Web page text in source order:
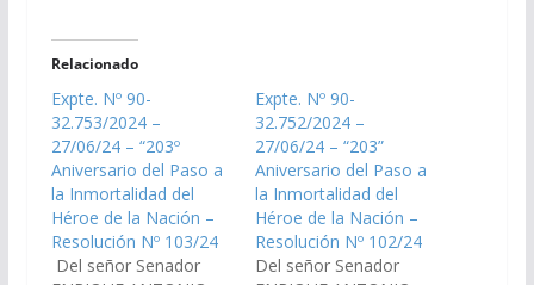
Relacionado
Expte. Nº 90-
32.753/2024 –
27/06/24 – “203º
Aniversario del Paso a
la Inmortalidad del
Héroe de la Nación –
Resolución Nº 103/24
Del señor Senador
Expte. Nº 90-
32.752/2024 –
27/06/24 – “203”
Aniversario del Paso a
la Inmortalidad del
Héroe de la Nación –
Resolución Nº 102/24
Del señor Senador